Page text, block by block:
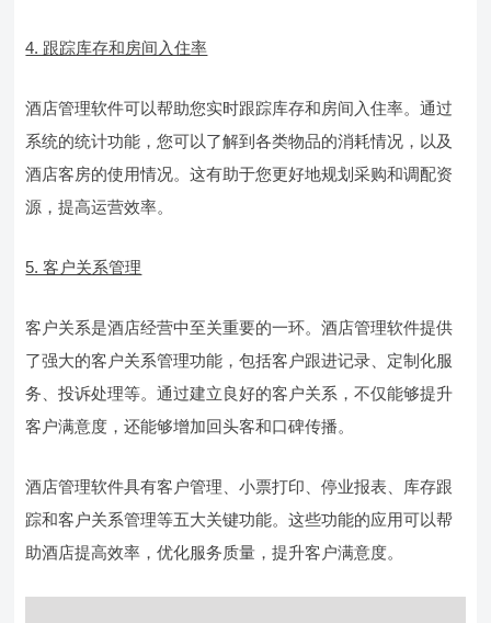
4. 跟踪库存和房间入住率
酒店管理软件可以帮助您实时跟踪库存和房间入住率。通过
系统的统计功能，您可以了解到各类物品的消耗情况，以及
酒店客房的使用情况。这有助于您更好地规划采购和调配资
源，提高运营效率。
5. 客户关系管理
客户关系是酒店经营中至关重要的一环。酒店管理软件提供
了强大的客户关系管理功能，包括客户跟进记录、定制化服
务、投诉处理等。通过建立良好的客户关系，不仅能够提升
客户满意度，还能够增加回头客和口碑传播。
酒店管理软件具有客户管理、小票打印、停业报表、库存跟
踪和客户关系管理等五大关键功能。这些功能的应用可以帮
助酒店提高效率，优化服务质量，提升客户满意度。